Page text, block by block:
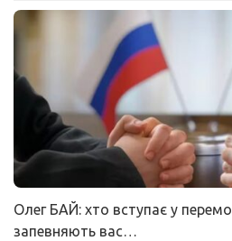
Олег БАЙ: хто вступає у
запевняють вас…